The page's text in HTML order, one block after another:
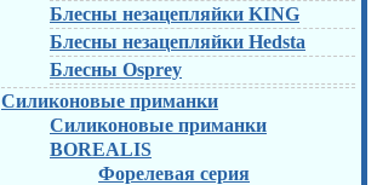
Блесны незацепляйки KING
Блесны незацепляйки Hedsta
Блесны Osprey
Силиконовые приманки
Силиконовые приманки
BOREALIS
Форелевая серия